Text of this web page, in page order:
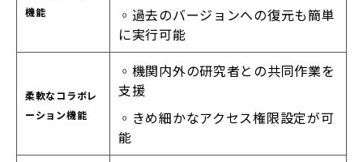
機能
◦過去のバージョンへの復元も簡単
に実行可能
柔軟なコラボレ
ーション機能
◦機関内外の研究者との共同作業を
支援
◦きめ細かなアクセス権限設定が可
能